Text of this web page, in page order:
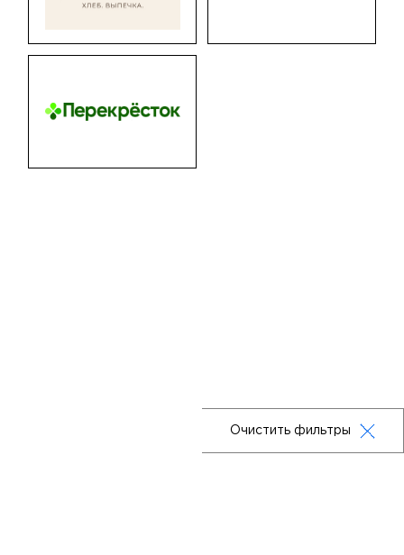
Очистить фильтры